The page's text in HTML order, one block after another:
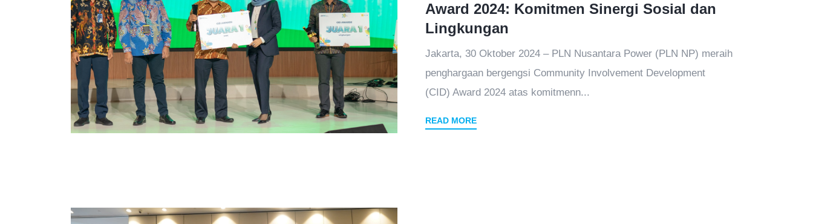
Award 2024: Komitmen Sinergi Sosial dan
Lingkungan
Jakarta, 30 Oktober 2024 – PLN Nusantara Power (PLN NP) meraih
penghargaan bergengsi Community Involvement Development
(CID) Award 2024 atas komitmenn...
READ MORE